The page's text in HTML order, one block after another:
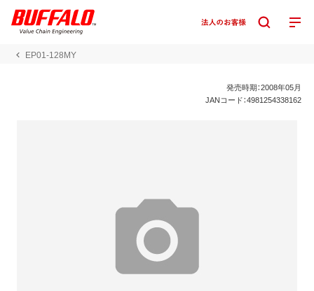
EP01-128MY
発売時期：2008年05月
JANコード：4981254338162